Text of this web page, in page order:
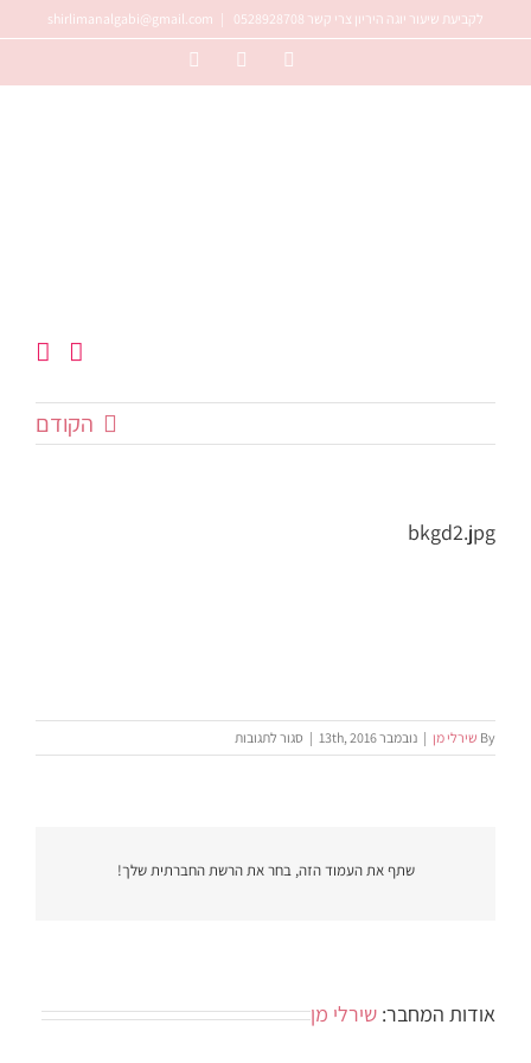
לקביעת שיעור יוגה היריון צרי קשר 0528928708 |
shirlimanalgabi@gmail.com
YouTube
Facebook
הקודם
bkgd2.jpg
By שירלי מן | נובמבר 13th, 2016 | סגור לתגובות
bkgd2.jpg
שתף את העמוד הזה, בחר את הרשת החברתית שלך!
אודות המחבר: שירלי מן